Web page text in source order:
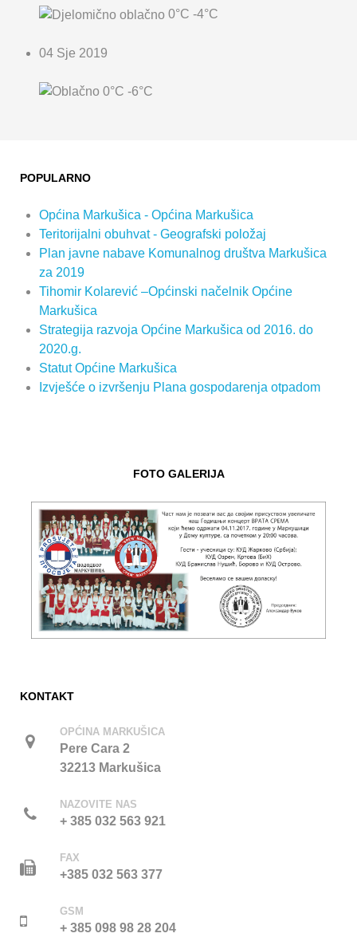
0°C -4°C
04 Sje 2019
0°C -6°C
POPULARNO
Općina Markušica - Općina Markušica
Teritorijalni obuhvat - Geografski položaj
Plan javne nabave Komunalnog društva Markušica
za 2019
Tihomir Kolarević –Općinski načelnik Općine
Markušica
Strategija razvoja Općine Markušica od 2016. do
2020.g.
Statut Općine Markušica
Izvješće o izvršenju Plana gospodarenja otpadom
FOTO GALERIJA
KONTAKT
OPĆINA MARKUŠICA
Pere Cara 2
32213 Markušica
NAZOVITE NAS
+ 385 032 563 921
FAX
+385 032 563 377
GSM
+ 385 098 98 28 204